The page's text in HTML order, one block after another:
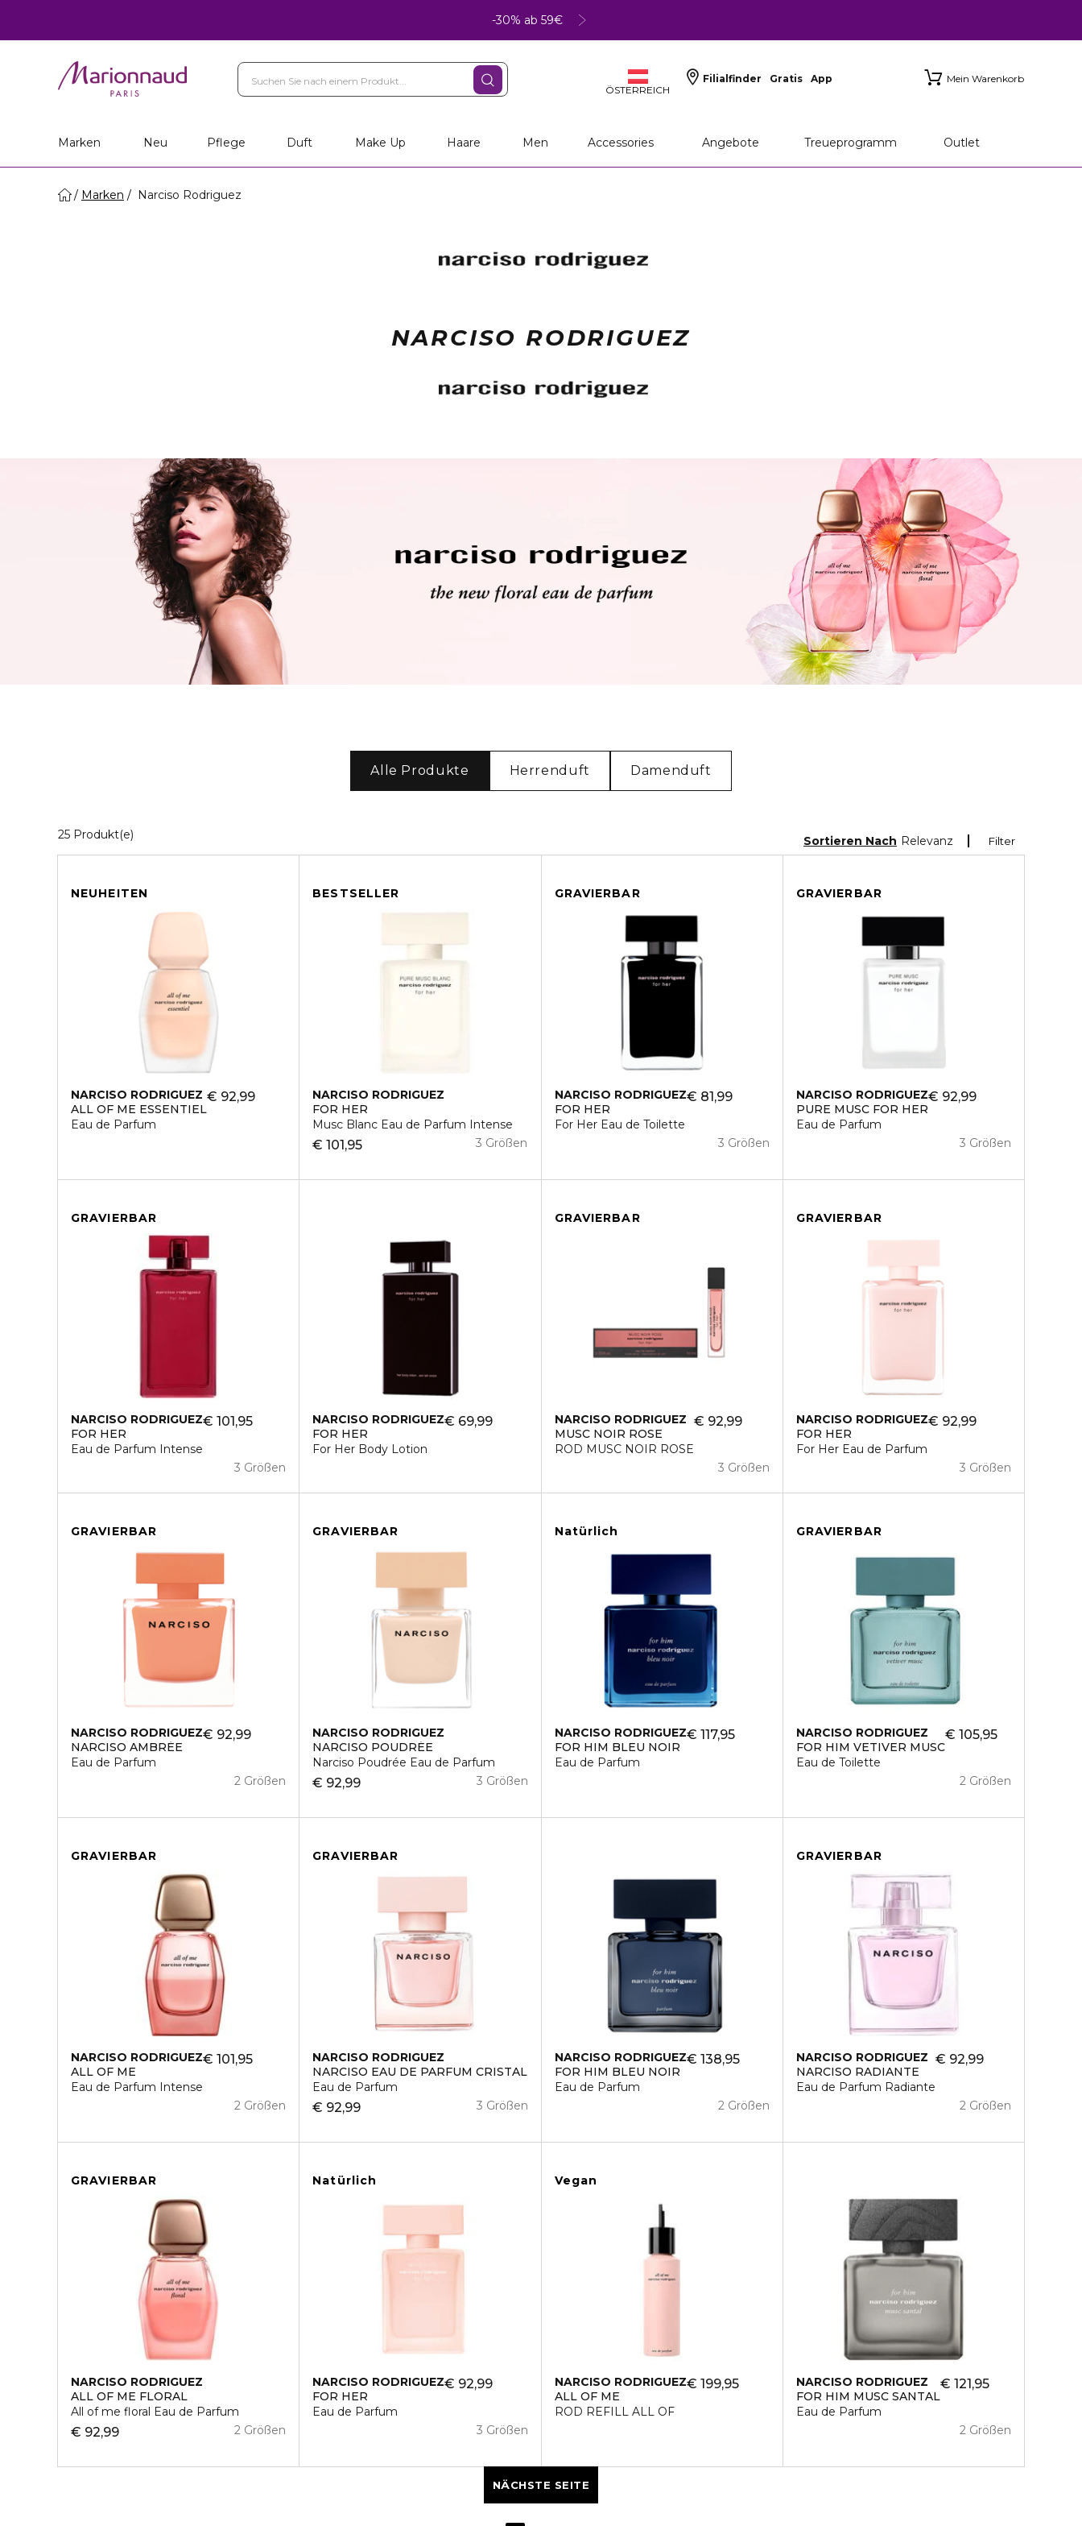
-30% ab 59€
ÖSTERREICH
Filialfinder Gratis App Mein Warenkorb
Marken
Neu Pflege Duft Make Up Haare Men Accessories Angebote Treueprogramm Outlet
Marken Narciso Rodriguez
NARCISO RODRIGUEZ
Alle Produkte Herrenduft Damenduft
25 Produkt(e) Filter
Sortieren Nach Relevanz
NEUHEITEN
NARCISO RODRIGUEZ
ALL OF ME ESSENTIEL
Eau de Parfum
€ 92,99
BESTSELLER
NARCISO RODRIGUEZ
FOR HER
Musc Blanc Eau de Parfum Intense
€ 101,95 3 Größen
GRAVIERBAR
NARCISO RODRIGUEZ
FOR HER
For Her Eau de Toilette
€ 81,99
3 Größen
GRAVIERBAR
NARCISO RODRIGUEZ
PURE MUSC FOR HER
Eau de Parfum
€ 92,99
3 Größen
GRAVIERBAR
NARCISO RODRIGUEZ
FOR HER
Eau de Parfum Intense
€ 101,95
3 Größen
NARCISO RODRIGUEZ
FOR HER
For Her Body Lotion
€ 69,99
GRAVIERBAR
NARCISO RODRIGUEZ
MUSC NOIR ROSE
ROD MUSC NOIR ROSE
€ 92,99
3 Größen
GRAVIERBAR
NARCISO RODRIGUEZ
FOR HER
For Her Eau de Parfum
€ 92,99
3 Größen
GRAVIERBAR
NARCISO RODRIGUEZ
NARCISO AMBRÉE
Eau de Parfum
€ 92,99
2 Größen
GRAVIERBAR
NARCISO RODRIGUEZ
NARCISO POUDRÉE
Narciso Poudrée Eau de Parfum
€ 92,99 3 Größen
Natürlich
NARCISO RODRIGUEZ
FOR HIM BLEU NOIR
Eau de Parfum
€ 117,95
GRAVIERBAR
NARCISO RODRIGUEZ
FOR HIM VETIVER MUSC
Eau de Toilette
€ 105,95
2 Größen
GRAVIERBAR
NARCISO RODRIGUEZ
ALL OF ME
Eau de Parfum Intense
€ 101,95
2 Größen
GRAVIERBAR
NARCISO RODRIGUEZ
NARCISO EAU DE PARFUM CRISTAL
Eau de Parfum
€ 92,99 3 Größen
NARCISO RODRIGUEZ
FOR HIM BLEU NOIR
Eau de Parfum
€ 138,95
2 Größen
GRAVIERBAR
NARCISO RODRIGUEZ
NARCISO RADIANTE
Eau de Parfum Radiante
€ 92,99
2 Größen
GRAVIERBAR
NARCISO RODRIGUEZ
ALL OF ME FLORAL
All of me floral Eau de Parfum
€ 92,99 2 Größen
Natürlich
NARCISO RODRIGUEZ
FOR HER
Eau de Parfum
€ 92,99
3 Größen
Vegan
NARCISO RODRIGUEZ
ALL OF ME
ROD REFILL ALL OF
€ 199,95
NARCISO RODRIGUEZ
FOR HIM MUSC SANTAL
Eau de Parfum
€ 121,95
2 Größen
NÄCHSTE SEITE